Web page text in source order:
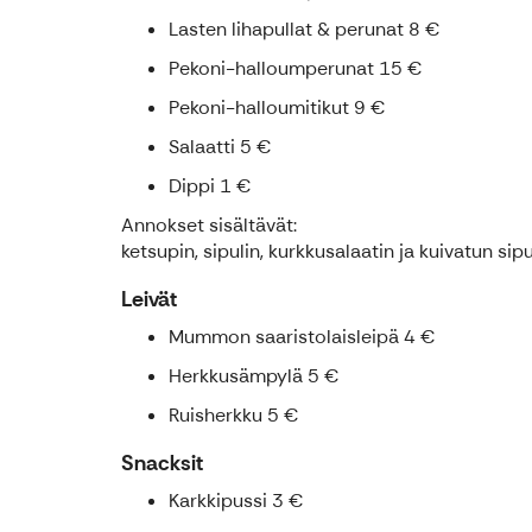
Lasten lihapullat & perunat 8 €
Pekoni-halloumperunat 15 €
Pekoni-halloumitikut 9 €
Salaatti 5 €
Dippi 1 €
Annokset sisältävät:
ketsupin, sipulin, kurkkusalaatin ja kuivatun
Leivät
Mummon saaristolaisleipä 4 €
Herkkusämpylä 5 €
Ruisherkku 5 €
Snacksit
Karkkipussi 3 €